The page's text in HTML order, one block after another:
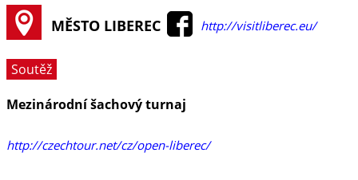
MĚSTO LIBEREC http://visitliberec.eu/
Soutěž
Mezinárodní šachový turnaj
http://czechtour.net/cz/open-liberec/